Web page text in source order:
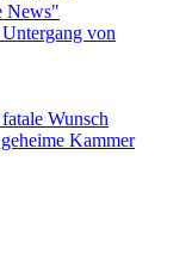
News"
von
Wunsch
Kammer